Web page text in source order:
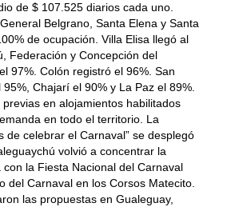
de $ 107.525 diarios cada uno.
Belgrano, Santa Elena y Santa
de ocupación. Villa Elisa llegó al
Federación y Concepción del
97%. Colón registró el 96%. San
Chajarí el 90% y La Paz el 89%.
en alojamientos habilitados
en todo el territorio. La
de celebrar el Carnaval” se desplegó
volvió a concentrar la
la Fiesta Nacional del Carnaval
del Carnaval en los Corsos Matecito.
las propuestas en Gualeguay,